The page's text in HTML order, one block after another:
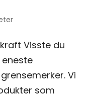
Visste du
Vi
som